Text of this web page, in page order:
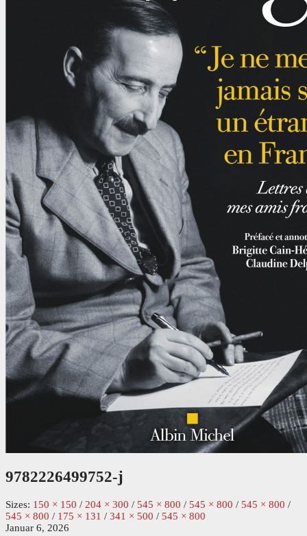
9782226499752-j
Sizes: 150 × 150 / 204 × 300 / 545 × 800 / 545 × 800 / 545 × 800 /
545 × 800 / 175 × 131 / 341 × 500 / 545 × 800
Januar 6, 2026